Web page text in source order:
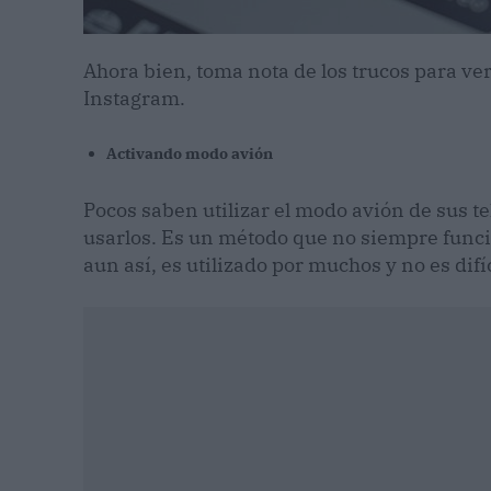
Ahora bien, toma nota de los trucos para
Instagram.
Activando modo avión
Pocos saben utilizar el modo avión de sus
usarlos. Es un método que no siempre
aun así, es utilizado por muchos y no es